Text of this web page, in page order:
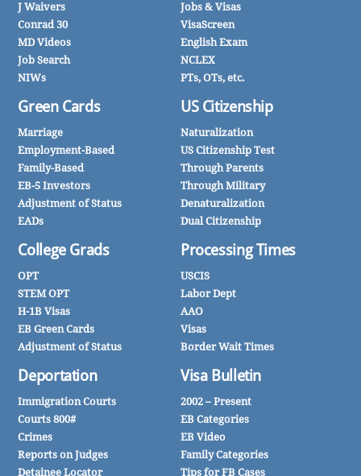
J Waivers
Conrad 30
MD Videos
Job Search
NIWs
Green Cards
Marriage
Employment-Based
Family-Based
EB-5 Investors
Adjustment of Status
EADs
College Grads
OPT
STEM OPT
H-1B Visas
EB Green Cards
Adjustment of Status
Deportation
Immigration Courts
Courts 800#
Crimes
Reports on Judges
Detainee Locator
Jobs & Visas
VisaScreen
English Exam
NCLEX
PTs, OTs, etc.
US Citizenship
Naturalization
US Citizenship Test
Through Parents
Through Military
Denaturalization
Dual Citizenship
Processing Times
USCIS
Labor Dept
AAO
Visas
Border Wait Times
Visa Bulletin
2002 – Present
EB Categories
EB Video
Family Categories
Tips for FB Cases